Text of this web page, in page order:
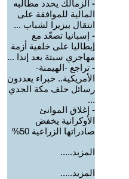
- الزمالك يحدد مطالبه
المالية للموافقة على
انتقال بيزيرا لشباب ...
- إسبانيا تصعّد مع
إيطاليا على خلفية أزمة
مهاجري سبتة بعد إنذا ...
- تراجع -الهيمنة-
الأمريكية.. خبراء يعددون
رسائل حلف مكة الجدي
...
- إغلاق الموانئ
الأوكرانية يخفض
صادراتها الزراعية 50%
المزيد.....
المزيد.....